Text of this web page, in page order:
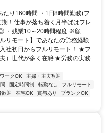
たり160時間 ・1日8時間勤務(フ
！仕事が落ち着く月半ばはフレ
・残業10～20時間程度 ※顧...
リモート】であなたの労務経験
社初日からフルリモート！ ★フ
）世代が多く在籍 ★労務の実務
ークOK
主婦・主夫歓迎
固定時間制 転勤なし
フルリモート
歓迎 在宅OK 賞与あり
ブランクOK